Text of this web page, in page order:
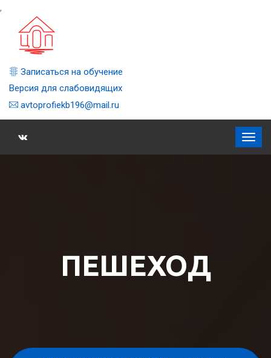
,
Записаться на обучение
Версия для слабовидящих
avtoprofiekb196@mail.ru
ПЕШЕХОД